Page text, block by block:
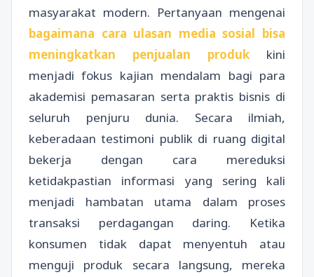
masyarakat modern. Pertanyaan mengenai
bagaimana cara ulasan media sosial bisa
meningkatkan penjualan produk kini
menjadi fokus kajian mendalam bagi para
akademisi pemasaran serta praktis bisnis di
seluruh penjuru dunia. Secara ilmiah,
keberadaan testimoni publik di ruang digital
bekerja dengan cara mereduksi
ketidakpastian informasi yang sering kali
menjadi hambatan utama dalam proses
transaksi perdagangan daring. Ketika
konsumen tidak dapat menyentuh atau
menguji produk secara langsung, mereka